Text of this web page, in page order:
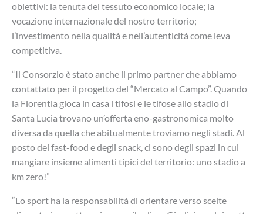
obiettivi: la tenuta del tessuto economico locale; la
vocazione internazionale del nostro territorio;
l’investimento nella qualità e nell’autenticità come leva
competitiva.
“Il Consorzio è stato anche il primo partner che abbiamo
contattato per il progetto del “Mercato al Campo”. Quando
la Florentia gioca in casa i tifosi e le tifose allo stadio di
Santa Lucia trovano un’offerta eno-gastronomica molto
diversa da quella che abitualmente troviamo negli stadi. Al
posto dei fast-food e degli snack, ci sono degli spazi in cui
mangiare insieme alimenti tipici del territorio: uno stadio a
km zero!”
“Lo sport ha la responsabilità di orientare verso scelte